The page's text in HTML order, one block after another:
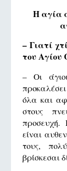
Η αγία
– Γιατί
του Αγίου
– Οι
όλα και
στους
είναι
τους,
βρίσκεσαι